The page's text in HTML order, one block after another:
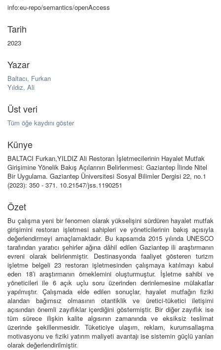
info:eu-repo/semantics/openAccess
Tarih
2023
Yazar
Baltacı, Furkan
Yıldız, Ali
Üst veri
Tüm öğe kaydını göster
Künye
BALTACI Furkan,YILDIZ Ali Restoran İşletmecilerinin Hayalet Mutfak
Girişimine Yönelik Bakış Açılarının Belirlenmesi: Gaziantep İlinde Nitel
Bir Uygulama. Gaziantep Üniversitesi Sosyal Bilimler Dergisi 22, no.1
(2023): 350 - 371. 10.21547/jss.1190251
Özet
Bu çalışma yeni bir fenomen olarak yükselişini sürdüren hayalet mutfak
girişimini restoran işletmesi sahipleri ve yöneticilerinin bakış açısıyla
değerlendirmeyi amaçlamaktadır. Bu kapsamda 2015 yılında UNESCO
tarafından yaratıcı şehirler ağına dâhil edilen Gaziantep ili araştırmanın
evreni olarak belirlenmiştir. Destinasyonda faaliyet gösteren turizm
işletme belgeli 23 restoran işletmesinden çalışmaya katılmayı kabul
eden 18’i araştırmanın örneklemini oluşturmuştur. İşletme sahibi ve
yöneticileri ile 6 açık uçlu soru üzerinden derinlemesine mülakatlar
yapılmıştır. Çalışmada elde edilen sonuçlar, hayalet mutfağın fiziki
alandan bağımsız olmasının otantiklik ve üretici-tüketici iletişimi
açısından önemli zayıflıklar içerdiğini göstermiştir. Bir diğer zayıflık ise
tüm sürece ilişkin kalite algısının zamanında ve eksiksiz teslimat
üzerinde şekillenmesidir. Tüketiciye ulaşım, reklam, kurumsallaşma
motivasyonu ve fiziki yatırım maliyeti avantajı ise sistemin güçlü yanları
olarak değerlendirilmiştir.